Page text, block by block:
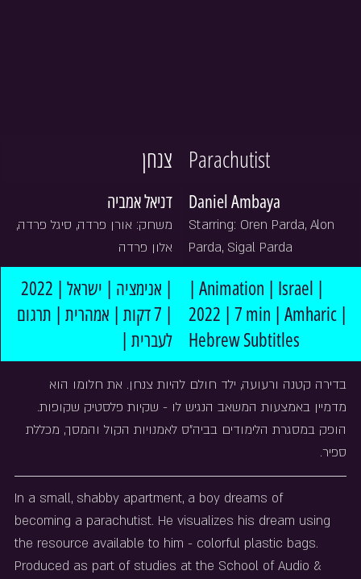
צנחן Parachutist
דניאל אמביה
משחק: אורן פרדה, סיגל פרדה,
אלון פרדה
Daniel Ambaya
Starring: Oren Parda, Alon
Parda, Sigal Parda
| 7 דקות | אמהרית | תרגום
לעברית |
| Animation | Israel |
2022 | 7 min | Amharic |
Hebrew Subtitles
בדירה קטנה ורעועה, ילד חולם להיות צנחן. את חלומו הוא
מדמיין באמצעות המשאב הנגיש לו - שקיות פלסטיק שקופות.
הופק במסגרת הלימודים בביה"ס לאמנויות הקול והמסך, מכללת
ספיר.
In a small, shabby apartment, a boy dreams of
becoming a parachutist. He visualizes his dream using
the resource available to him - colorful plastic bags.
Produced as part of studies at the School of Audio &